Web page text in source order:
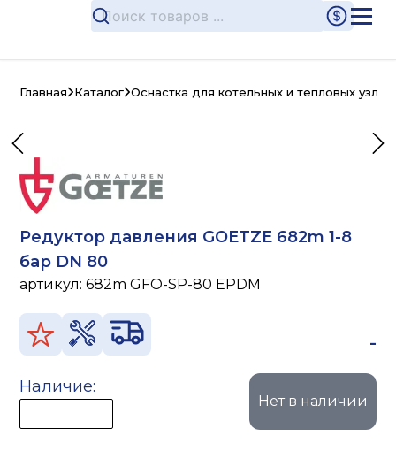
Главная Каталог Оснастка для котельных и тепловых узлов
Редуктор давления GOETZE 682m 1-8
бар DN 80
артикул:682m GFO-SP-80 EPDM
-
Наличие:
Нет в наличии